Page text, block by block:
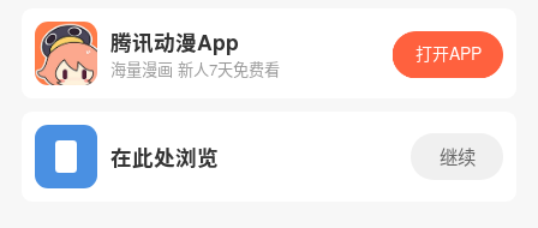
App免费看
腾讯动漫App
海量漫画 新人7天免费看
打开APP
在此处浏览 继续